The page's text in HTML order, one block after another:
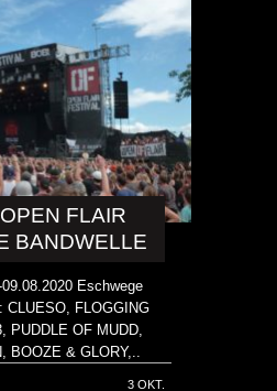
FLAIR
BANDWELLE
Eschwege
CLUESO, FLOGGING
PUDDLE OF MUDD,
BOOZE & GLORY,..
3 OKT.